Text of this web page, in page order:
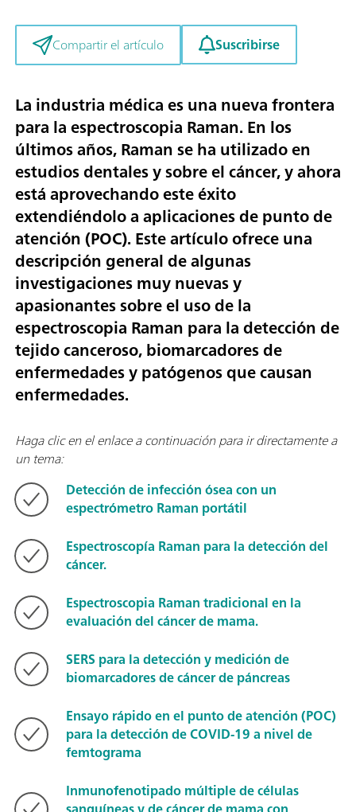
Compartir el artículo Suscribirse
La industria médica es una nueva frontera
para la espectroscopia Raman. En los
últimos años, Raman se ha utilizado en
estudios dentales y sobre el cáncer, y ahora
está aprovechando este éxito
extendiéndolo a aplicaciones de punto de
atención (POC). Este artículo ofrece una
descripción general de algunas
investigaciones muy nuevas y
apasionantes sobre el uso de la
espectroscopia Raman para la detección de
tejido canceroso, biomarcadores de
enfermedades y patógenos que causan
enfermedades.
Haga clic en el enlace a continuación para ir directamente a
un tema:
Detección de infección ósea con un
espectrómetro Raman portátil
Espectroscopía Raman para la detección del
cáncer.
Espectroscopia Raman tradicional en la
evaluación del cáncer de mama.
SERS para la detección y medición de
biomarcadores de cáncer de páncreas
Ensayo rápido en el punto de atención (POC)
para la detección de COVID-19 a nivel de
femtograma
Inmunofenotipado múltiple de células